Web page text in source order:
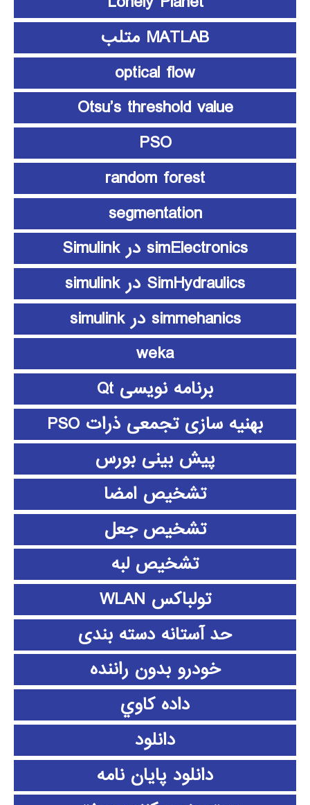
MATLAB متلب
optical flow
Otsu’s threshold value
PSO
random forest
segmentation
simElectronics در Simulink
SimHydraulics در simulink
simmehanics در simulink
weka
برنامه نویسی Qt
بهنیه سازی تجمعی ذرات PSO
پیش بینی بورس
تشخیص امضا
تشخیص جعل
تشخیص لبه
تولباکس WLAN
حد آستانه دسته بندی
خودرو بدون راننده
داده كاوي
دانلود
دانلود پايان نامه